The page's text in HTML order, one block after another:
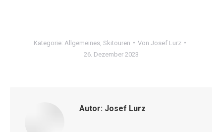
Kategorie: Allgemeines, Skitouren Von Josef Lurz
26. Dezember 2023
Autor: Josef Lurz